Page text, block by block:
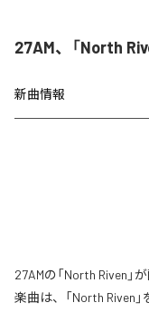
27AM、「North
新曲情報
27AMの「North Riven
楽曲は、「North Riven